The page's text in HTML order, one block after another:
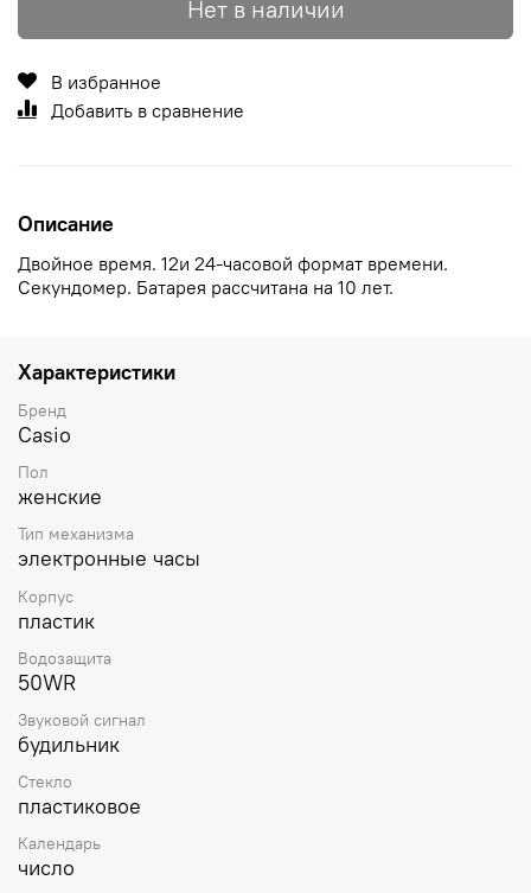
Нет в наличии
В избранное
Добавить в сравнение
Описание
Двойное время. 12и 24-часовой формат времени.
Секундомер. Батарея рассчитана на 10 лет.
Характеристики
Бренд
Casio
Пол
женские
Тип механизма
электронные часы
Корпус
пластик
Водозащита
50WR
Звуковой сигнал
будильник
Стекло
пластиковое
Календарь
число